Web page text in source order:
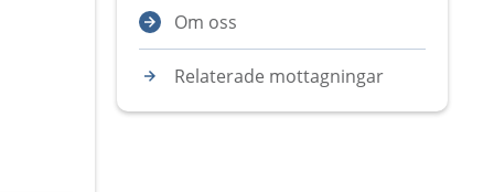
Om oss
Relaterade mottagningar